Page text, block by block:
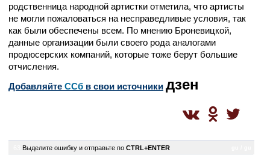
родственница народной артистки отметила, что артисты
не могли пожаловаться на несправедливые условия, так
как были обеспечены всем. По мнению Броневицкой,
данные организации были своего рода аналогами
продюсерских компаний, которые тоже берут большие
отчисления.
Добавляйте CСб в свои источники дзен
Выделите ошибку и отправьте по CTRL+ENTER